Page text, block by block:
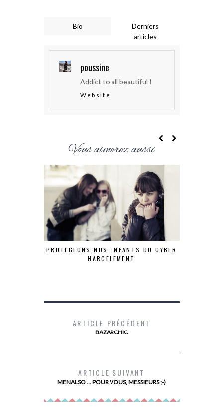
Bio
Derniers
articles
poussine
Addict to all beautiful !
Website
Vous aimerez aussi
PROTEGEONS NOS ENFANTS DU CYBER
HARCELEMENT
ARTICLE PRÉCÉDENT
BAZARCHIC
ARTICLE SUIVANT
MENALSO … POUR VOUS, MESSIEURS ;-)